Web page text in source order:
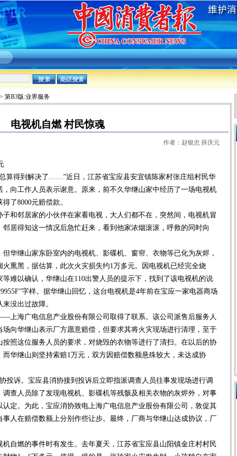
第B3版:业界服务
电视机自燃 村民惊魂
作者：赵银忠 薛庆元
算得到解决了……”近日，江苏省宝应县安宜镇陈家村张庄组村民华
向工作人员表示谢意。原来，前不久华继山家中经历了一场电视机
了8000元赔偿款。
和邻居家的小伙伴在家看电视，大人们都不在，突然间，电视机冒
居得知这一情况后急忙赶来，看到他家浓烟滚滚，呼救的同时向
继山家东卧室内的电视机、影碟机、窗帘、衣物等已化为灰烬，
熏黑，据估算，此次火灾损失约1万多元。因电视机已经完全烧
难以确认，华继山在110出警人员的提示下，找到了该电视机的说
字样。据华继山回忆，这台电视机是4年前在宝应一家电器商场
没出过故障。
海广电信息产业股份有限公司取得了联系。该公司派售后服务人
场向华继山表示厂方愿意赔偿，但要求其将火灾现场进行清理，至于
照这位服务人员的要求，对烧毁的衣物等进行了清扫。在以后的协
而华继山则坚持索赔1万元，双方因赔偿数额悬殊较大，未达成协
诉。宝应县消协接到投诉后立即指派调查人员往事发现场进行调
查人员除了发现电视机、影碟机等残骸及相关衣物的灰烬外，对事
定。为此，宝应消协致电上海广电信息产业股份有限公司，敦促其
人在赔偿数额上分别作些让步。最终，厂商与华继山达成协议，厂
燃的事件时有发生。去年夏天，江苏省宝应县山阳镇金庄村村民